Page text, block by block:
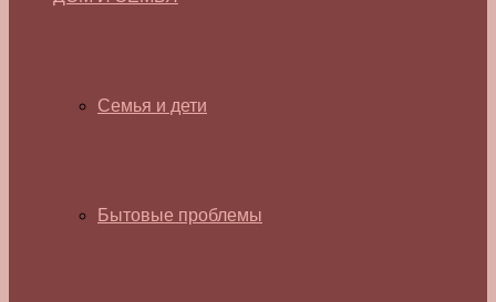
Семья и дети
Бытовые проблемы